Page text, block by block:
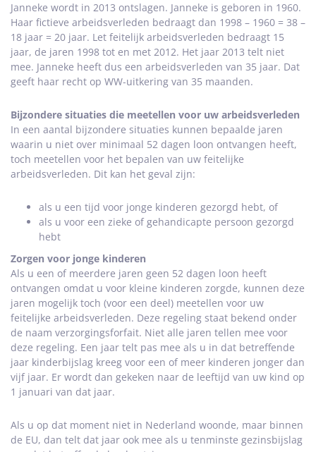
Janneke wordt in 2013 ontslagen. Janneke is geboren in 1960.
Haar fictieve arbeidsverleden bedraagt dan 1998 – 1960 = 38 –
18 jaar = 20 jaar. Let feitelijk arbeidsverleden bedraagt 15
jaar, de jaren 1998 tot en met 2012. Het jaar 2013 telt niet
mee. Janneke heeft dus een arbeidsverleden van 35 jaar. Dat
geeft haar recht op WW-uitkering van 35 maanden.
Bijzondere situaties die meetellen voor uw arbeidsverleden
In een aantal bijzondere situaties kunnen bepaalde jaren
waarin u niet over minimaal 52 dagen loon ontvangen heeft,
toch meetellen voor het bepalen van uw feitelijke
arbeidsverleden. Dit kan het geval zijn:
als u een tijd voor jonge kinderen gezorgd hebt, of
als u voor een zieke of gehandicapte persoon gezorgd
hebt
Zorgen voor jonge kinderen
Als u een of meerdere jaren geen 52 dagen loon heeft
ontvangen omdat u voor kleine kinderen zorgde, kunnen deze
jaren mogelijk toch (voor een deel) meetellen voor uw
feitelijke arbeidsverleden. Deze regeling staat bekend onder
de naam verzorgingsforfait. Niet alle jaren tellen mee voor
deze regeling. Een jaar telt pas mee als u in dat betreffende
jaar kinderbijslag kreeg voor een of meer kinderen jonger dan
vijf jaar. Er wordt dan gekeken naar de leeftijd van uw kind op
1 januari van dat jaar.
Als u op dat moment niet in Nederland woonde, maar binnen
de EU, dan telt dat jaar ook mee als u tenminste gezinsbijslag